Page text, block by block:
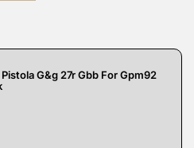
G&g 27r Gbb For Gpm92